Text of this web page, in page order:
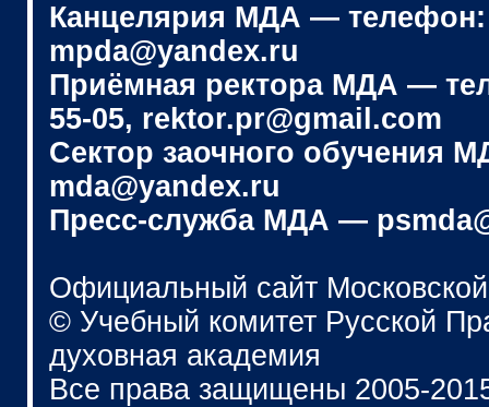
Канцелярия МДА — телефон:
mpda@yandex.ru
Приёмная ректора МДА —
55-05, rektor.pr@gmail.com
Сектор заочного обучения
mda@yandex.ru
Пресс-служба МДА —
Официальный сайт
© Учебный комитет Русской
духовная академия
Все права защищены 2005-